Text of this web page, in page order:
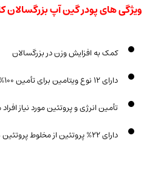
ویژگی های پودر گین آپ بزرگسالان
کمک به افزایش وزن در بزرگسالان
دارای ۱۲ نوع ویتامین برای تأمین ۱۰۰% نیاز روزانه
تأمین انرژی و پروتئین مورد نیاز
دارای ۲۲% پروتئین از مخلوط پروتئین های whey و شیر